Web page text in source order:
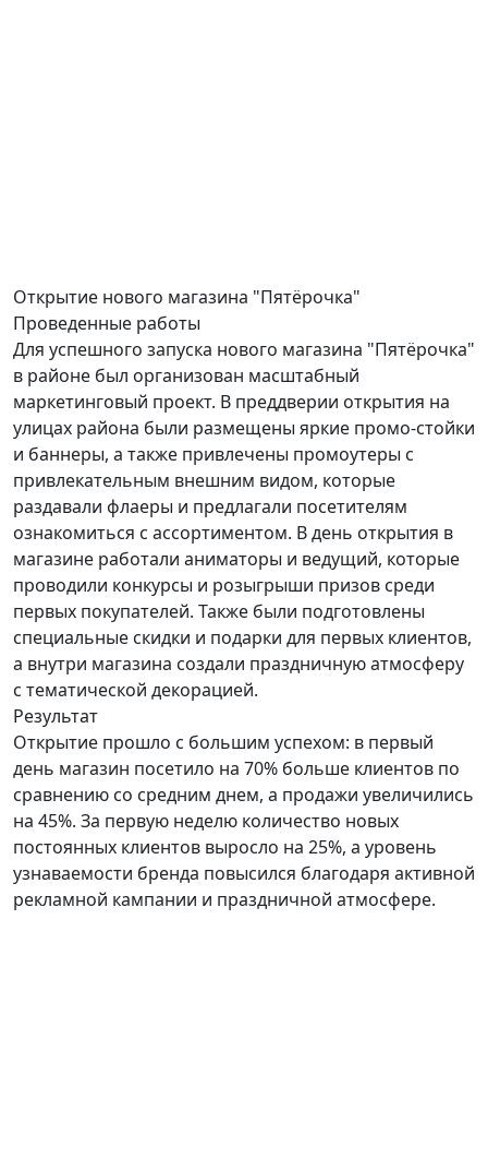
Открытие нового магазина "Пятёрочка"
Проведенные работы
Для успешного запуска нового магазина "Пятёрочка"
в районе был организован масштабный
маркетинговый проект. В преддверии открытия на
улицах района были размещены яркие промо-стойки
и баннеры, а также привлечены промоутеры с
привлекательным внешним видом, которые
раздавали флаеры и предлагали посетителям
ознакомиться с ассортиментом. В день открытия в
магазине работали аниматоры и ведущий, которые
проводили конкурсы и розыгрыши призов среди
первых покупателей. Также были подготовлены
специальные скидки и подарки для первых клиентов,
а внутри магазина создали праздничную атмосферу
с тематической декорацией.
Результат
Открытие прошло с большим успехом: в первый
день магазин посетило на 70% больше клиентов по
сравнению со средним днем, а продажи увеличились
на 45%. За первую неделю количество новых
постоянных клиентов выросло на 25%, а уровень
узнаваемости бренда повысился благодаря активной
рекламной кампании и праздничной атмосфере.